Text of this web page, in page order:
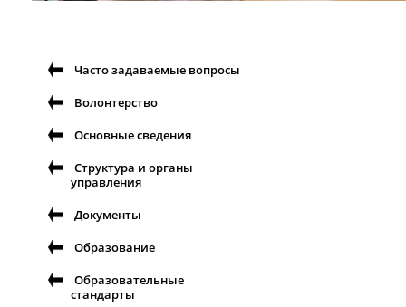
Часто задаваемые вопросы
Волонтерство
Основные сведения
Структура и органы
управления
Документы
Образование
Образовательные
стандарты